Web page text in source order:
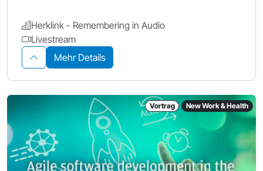
Herklink - Remembering in Audio
Livestream
Mehr Details
Vortrag New Work & Health